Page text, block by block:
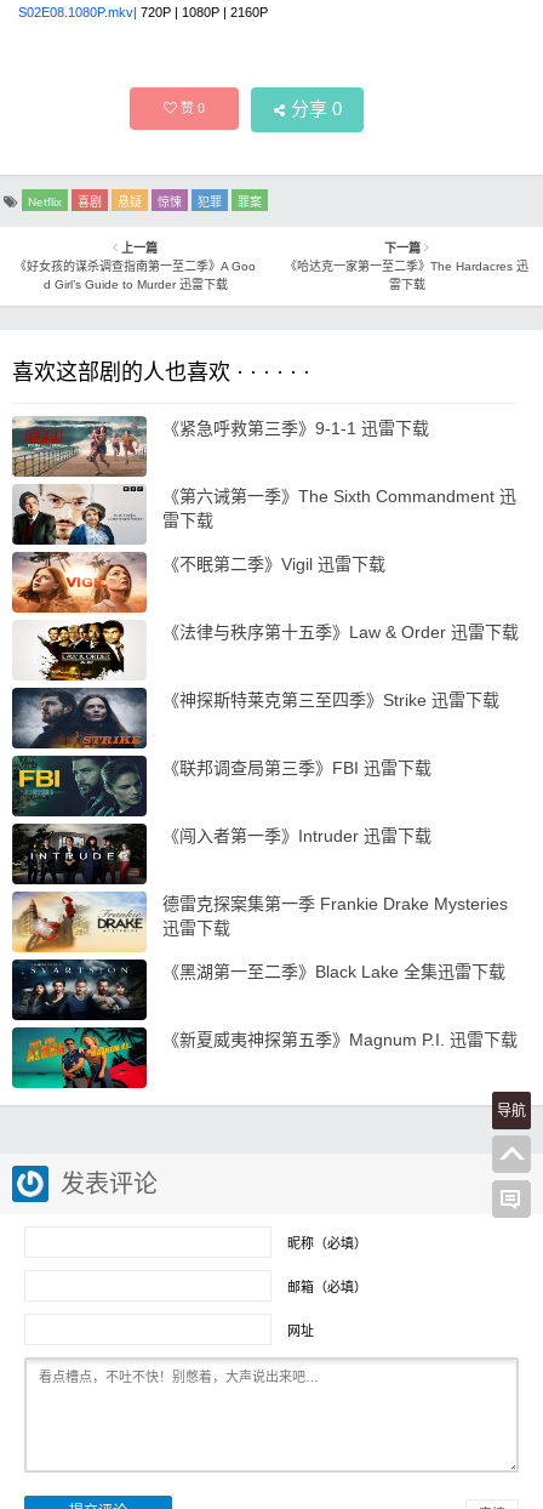
S02E08.1080P.mkv| 720P | 1080P | 2160P
赞0 分享 0
Netflix 喜剧 悬疑 惊悚 犯罪 罪案
上一篇
《好女孩的谋杀调查指南第一至二季》A Goo
d Girl’s Guide to Murder 迅雷下载
下一篇
《哈达克一家第一至二季》The Hardacres 迅
雷下载
喜欢这部剧的人也喜欢 · · · · · ·
《紧急呼救第三季》9-1-1 迅雷下载
《第六诫第一季》The Sixth Commandment 迅
雷下载
《不眠第二季》Vigil 迅雷下载
《法律与秩序第十五季》Law & Order 迅雷下载
《神探斯特莱克第三至四季》Strike 迅雷下载
《联邦调查局第三季》FBI 迅雷下载
《闯入者第一季》Intruder 迅雷下载
德雷克探案集第一季 Frankie Drake Mysteries
迅雷下载
《黑湖第一至二季》Black Lake 全集迅雷下载
《新夏威夷神探第五季》Magnum P.I. 迅雷下载
发表评论
昵称（必填）
邮箱（必填）
网址
导航